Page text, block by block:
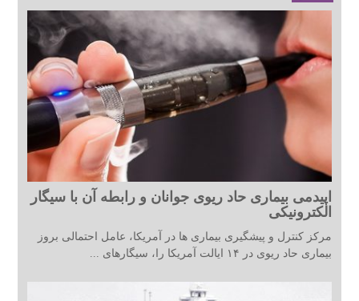
اپیدمی بیماری حاد ریوی جوانان و رابطه آن با سیگار
الکترونیکی
مرکز کنترل و پیشگیری بیماری ها در آمریکا، عامل احتمالی بروز
بیماری حاد ریوی در ۱۴ ایالت آمریکا را، سیگارهای ...